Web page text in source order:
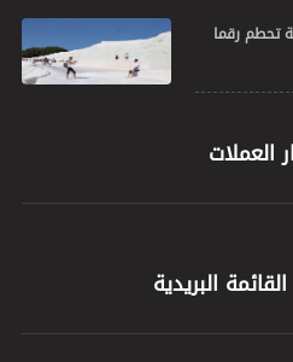
تحطم رقما
العملات
البريدية